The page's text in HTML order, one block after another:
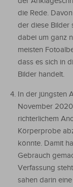
die Rede.
der diese Bilder
dabei um ganz
meisten
dass es sich in
Bilder handelt.
In der jüngsten
November
richterlichem
Körperprobe
könnte. Damit
Gebrauch
Verfassung
sahen darin